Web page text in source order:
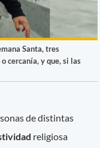
Santa, tres
cercanía, y que, si las
de distintas
religiosa